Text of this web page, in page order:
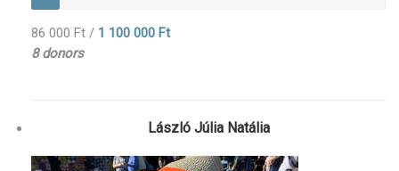
86 000 Ft / 1 100 000 Ft
8 donors
László Júlia Natália